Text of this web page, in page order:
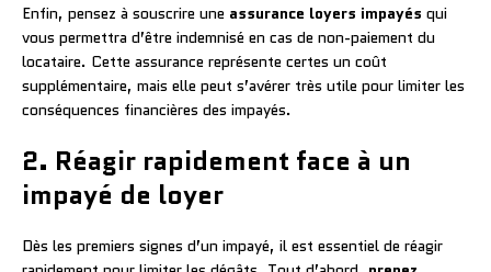
Enfin, pensez à souscrire une assurance loyers impayés qui
vous permettra d’être indemnisé en cas de non-paiement du
locataire. Cette assurance représente certes un coût
supplémentaire, mais elle peut s’avérer très utile pour limiter les
conséquences financières des impayés.
2. Réagir rapidement face à un
impayé de loyer
Dès les premiers signes d’un impayé, il est essentiel de réagir